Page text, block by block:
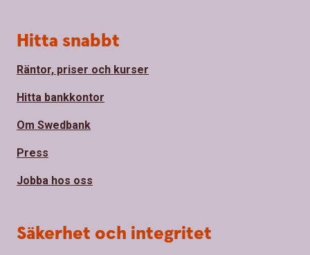
Hitta snabbt
Räntor, priser och kurser
Hitta bankkontor
Om Swedbank
Press
Jobba hos oss
Säkerhet och integritet